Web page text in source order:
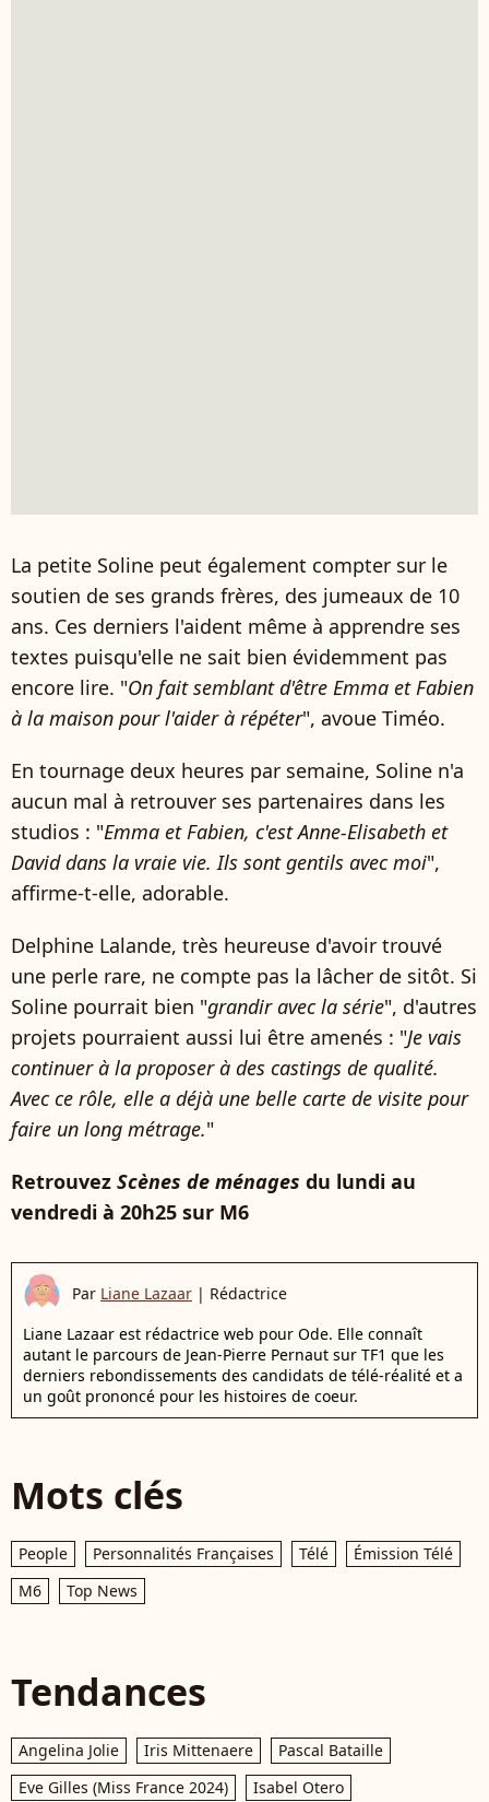
La petite Soline peut également compter sur le
soutien de ses grands frères, des jumeaux de 10
ans. Ces derniers l'aident même à apprendre ses
textes puisqu'elle ne sait bien évidemment pas
encore lire. "On fait semblant d'être Emma et Fabien
à la maison pour l'aider à répéter", avoue Timéo.
En tournage deux heures par semaine, Soline n'a
aucun mal à retrouver ses partenaires dans les
studios : "Emma et Fabien, c'est Anne-Elisabeth et
David dans la vraie vie. Ils sont gentils avec moi",
affirme-t-elle, adorable.
Delphine Lalande, très heureuse d'avoir trouvé
une perle rare, ne compte pas la lâcher de sitôt. Si
Soline pourrait bien "grandir avec la série", d'autres
projets pourraient aussi lui être amenés : "Je vais
continuer à la proposer à des castings de qualité.
Avec ce rôle, elle a déjà une belle carte de visite pour
faire un long métrage."
Retrouvez Scènes de ménages du lundi au
vendredi à 20h25 sur M6
Par Liane Lazaar | Rédactrice
Liane Lazaar est rédactrice web pour Ode. Elle connaît
autant le parcours de Jean-Pierre Pernaut sur TF1 que les
derniers rebondissements des candidats de télé-réalité et a
un goût prononcé pour les histoires de coeur.
Mots clés
People Personnalités Françaises Télé
Émission Télé
M6
Top News
Tendances
Angelina Jolie Iris Mittenaere
Pascal Bataille
Eve Gilles (Miss France 2024)
Isabel Otero